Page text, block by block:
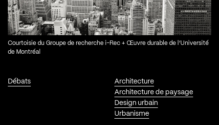
Débats
Architecture
Architecture de paysage
Design urbain
Urbanisme
Courtoisie du Groupe de recherche i-Rec + Œuvre durable de l’Université
de Montréal